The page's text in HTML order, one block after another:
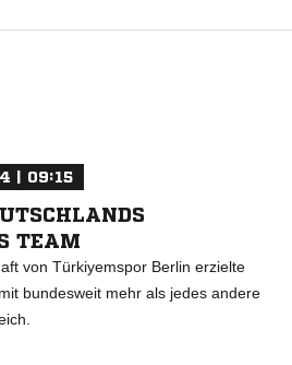
| 09:15
TEAM
von Türkiyemspor Berlin erzielte
bundesweit mehr als jedes andere